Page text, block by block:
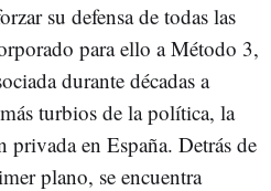
su defensa de todas las
para ello a Método 3,
durante décadas a
turbios de la política, la
privada en España. Detrás de
plano, se encuentra